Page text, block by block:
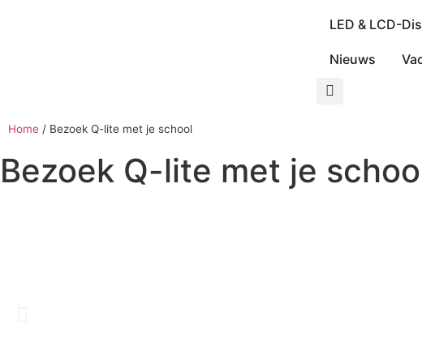
LED & LCD-
Nieuws
Home / Bezoek Q-lite met je school
Bezoek Q-lite met je